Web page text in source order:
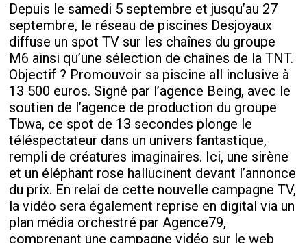
Depuis le samedi 5 septembre et jusqu’au 27
septembre, le réseau de piscines Desjoyaux
diffuse un spot TV sur les chaînes du groupe
M6 ainsi qu’une sélection de chaînes de la TNT.
Objectif ? Promouvoir sa piscine all inclusive à
13 500 euros. Signé par l’agence Being, avec le
soutien de l’agence de production du groupe
Tbwa, ce spot de 13 secondes plonge le
téléspectateur dans un univers fantastique,
rempli de créatures imaginaires. Ici, une sirène
et un éléphant rose hallucinent devant l’annonce
du prix. En relai de cette nouvelle campagne TV,
la vidéo sera également reprise en digital via un
plan média orchestré par Agence79,
comprenant une campagne vidéo sur le web